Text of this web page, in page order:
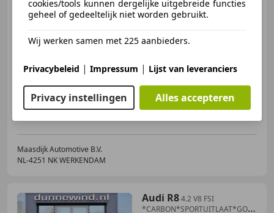
€ 79.740
02/2013 58.695 km Benzine 386 kW (525 PK)
Maasdijk Automotive B.V.
NL-4251 NK WERKENDAM
Audi R84.2 V8 FSI
*CARBON*SPORTUITLAAT*GOEDE
cookies/tools kunnen dergelijke uitgebreide functies
geheel of gedeeltelijk niet worden gebruikt.
Wij werken samen met 225 aanbieders.
Privacybeleid | Impressum | Lijst van leveranciers
Privacy instellingen Alles accepteren